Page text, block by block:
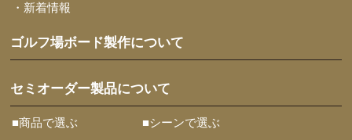
・新着情報
ゴルフ場ボード製作について
セミオーダー製品について
■商品で選ぶ ■シーンで選ぶ